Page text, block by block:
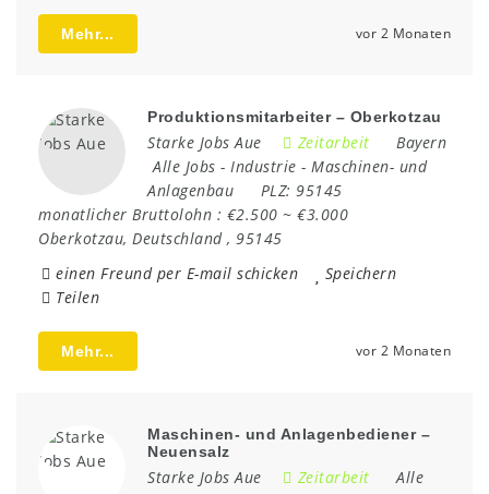
Mehr... vor 2 Monaten
Produktionsmitarbeiter – Oberkotzau
Starke Jobs Aue Zeitarbeit
Bayern
Alle Jobs - Industrie - Maschinen- und
Anlagenbau
PLZ: 95145
monatlicher Bruttolohn : €2.500 ~ €3.000
Oberkotzau, Deutschland, 95145
einen Freund per E-mail schicken
Speichern
Teilen
Mehr... vor 2 Monaten
Maschinen- und Anlagenbediener –
Neuensalz
Starke Jobs Aue Zeitarbeit
Alle